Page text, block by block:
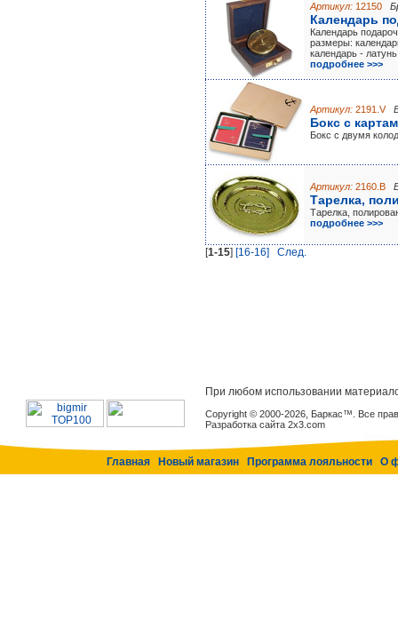
Артикул: 12150
Календарь
Календарь
размеры:
календарь -
подробнее >>>
Артикул: 2191.V
Бокс с
Бокс с двумя
Артикул: 2160.B
Тарелка,
Тарелка,
подробнее >>>
[1-15] [16-16] Cлед.
При любом использовании
Copyright © 2000-2026, Баркас™. Все
Разработка сайта 2x3.com
Главная Новый магазин Программа лояльности О